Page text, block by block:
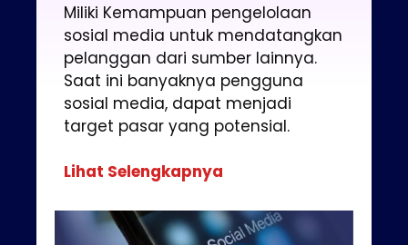
Miliki Kemampuan pengelolaan
sosial media untuk mendatangkan
pelanggan dari sumber lainnya.
Saat ini banyaknya pengguna
sosial media, dapat menjadi
target pasar yang potensial.
Lihat Selengkapnya